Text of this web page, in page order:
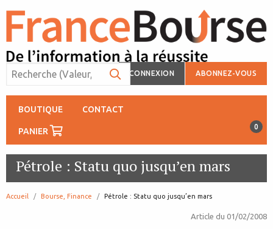
CONNEXION ABONNEZ-VOUS
BOUTIQUE CONTACT
PANIER 0
Pétrole : Statu quo jusqu’en mars
Accueil Bourse, Finance page:
Pétrole : Statu quo jusqu’en mars
Article du 01/02/2008